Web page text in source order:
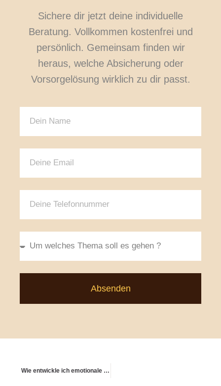
Sichere dir jetzt deine individuelle
Beratung. Vollkommen kostenfrei und
persönlich. Gemeinsam finden wir
heraus, welche Absicherung oder
Vorsorgelösung wirklich zu dir passt.
Absenden
Wie entwickle ich emotionale Stabilität als Anleger:in?